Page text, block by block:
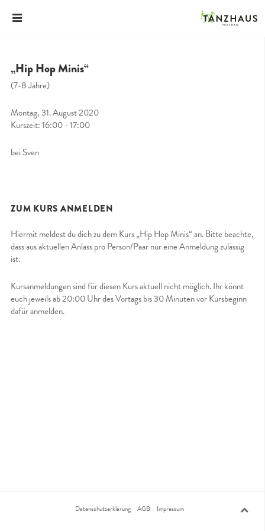
„Hip Hop Minis“
(7-8 Jahre)
Montag, 31. August 2020
Kurszeit: 16:00 - 17:00
bei Sven
ZUM KURS ANMELDEN
Hiermit meldest du dich zu dem Kurs „Hip Hop Minis“ an. Bitte beachte,
dass aus aktuellen Anlass pro Person/Paar nur eine Anmeldung zulässig
ist.
Kursanmeldungen sind für diesen Kurs aktuell nicht möglich. Ihr könnt
euch jeweils ab 20:00 Uhr des Vortags bis 30 Minuten vor Kursbeginn
dafür anmelden.
Datenschutzerklärung AGB Impressum